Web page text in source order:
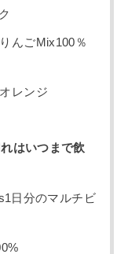
んごMix100％
レンジ
はいつまで飲
日分のマルチビ